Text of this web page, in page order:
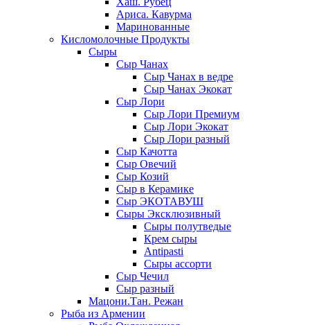
Ариса. Кавурма
Маринованные
Кисломолочные Продукты
Сыры
Сыр Чанах
Сыр Чанах в ведре
Сыр Чанах Экокат
Сыр Лори
Сыр Лори Премиум
Сыр Лори Экокат
Сыр Лори разный
Сыр Качотта
Сыр Овечий
Сыр Козий
Сыр в Керамике
Сыр ЭКОТАВУШ
Сыры Эксклюзивный
Сыры полутведые
Крем сыры
Antipasti
Сыры ассорти
Сыр Чечил
Сыр разный
Мацони.Тан. Режан
Рыба из Армении